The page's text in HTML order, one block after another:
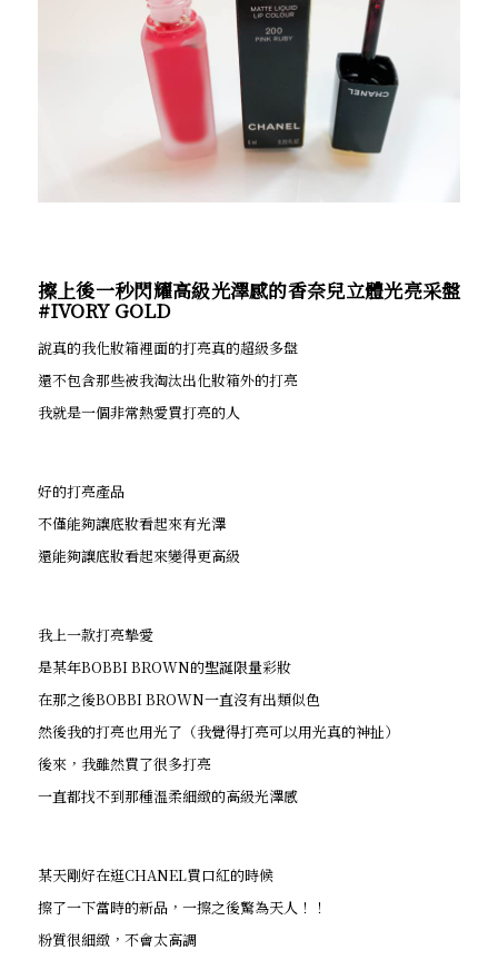
擦上後一秒閃耀高級光澤感的香奈兒立體光亮采盤
#IVORY GOLD
說真的我化妝箱裡面的打亮真的超級多盤
還不包含那些被我淘汰出化妝箱外的打亮
我就是一個非常熱愛買打亮的人
好的打亮產品
不僅能夠讓底妝看起來有光澤
還能夠讓底妝看起來變得更高級
我上一款打亮摯愛
是某年BOBBI BROWN的聖誕限量彩妝
在那之後BOBBI BROWN一直沒有出類似色
然後我的打亮也用光了（我覺得打亮可以用光真的神扯）
後來，我雖然買了很多打亮
一直都找不到那種溫柔細緻的高級光澤感
某天剛好在逛CHANEL買口紅的時候
擦了一下當時的新品，一擦之後驚為天人！！
粉質很細緻，不會太高調